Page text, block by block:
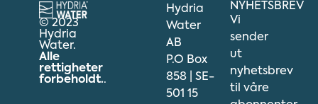
© 2023
Hydria
Water.
Alle
rettigheter
forbeholdt..
Hydria
Water
AB
P.O Box
858 | SE-
501 15
NYHETSBREV
Vi
sender
ut
nyhetsbrev
til våre